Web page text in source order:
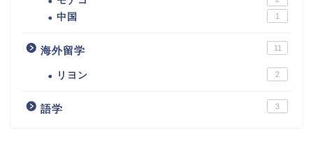
中国 1
海外留学 11
リヨン 2
語学 3